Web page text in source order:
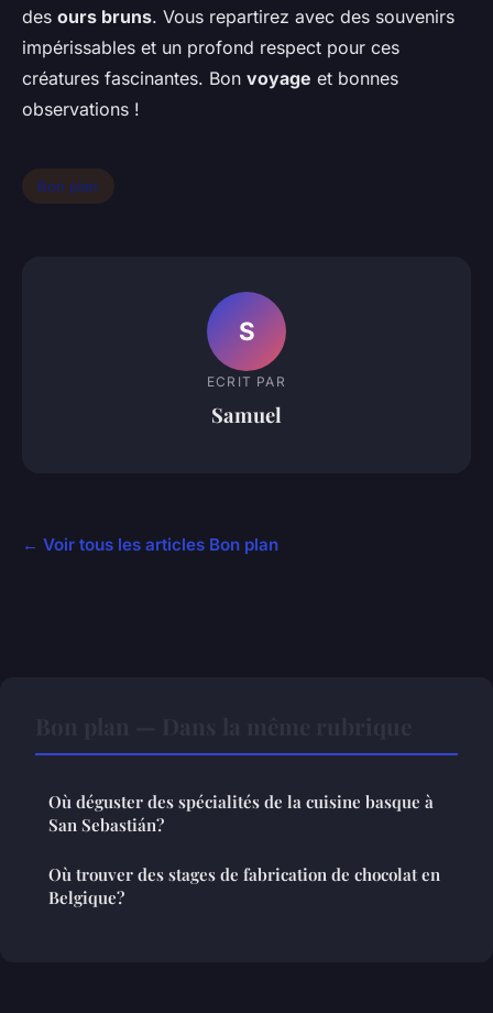
des ours bruns. Vous repartirez avec des souvenirs
impérissables et un profond respect pour ces
créatures fascinantes. Bon voyage et bonnes
observations !
Bon plan
S
ECRIT PAR
Samuel
← Voir tous les articles Bon plan
Où déguster des spécialités de la cuisine basque à
San Sebastián?
Où trouver des stages de fabrication de chocolat en
Belgique?